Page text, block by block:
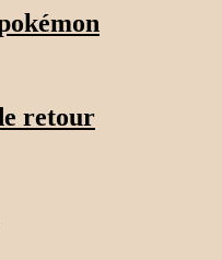
retour